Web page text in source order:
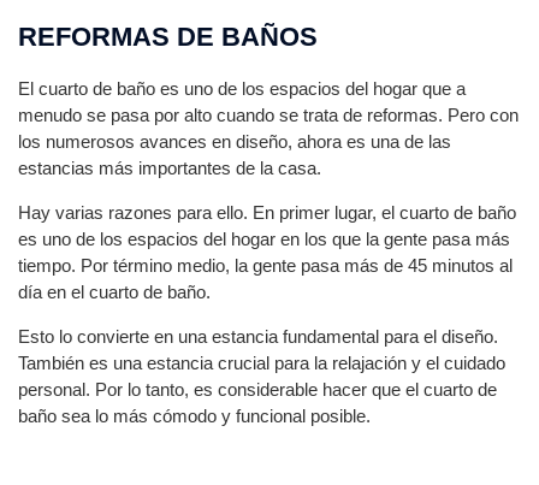
REFORMAS DE BAÑOS
El cuarto de baño es uno de los espacios del hogar que a
menudo se pasa por alto cuando se trata de reformas. Pero con
los numerosos avances en diseño, ahora es una de las
estancias más importantes de la casa.
Hay varias razones para ello. En primer lugar, el cuarto de baño
es uno de los espacios del hogar en los que la gente pasa más
tiempo. Por término medio, la gente pasa más de 45 minutos al
día en el cuarto de baño.
Esto lo convierte en una estancia fundamental para el diseño.
También es una estancia crucial para la relajación y el cuidado
personal. Por lo tanto, es considerable hacer que el cuarto de
baño sea lo más cómodo y funcional posible.